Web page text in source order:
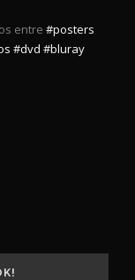
entre #posters
#dvd #bluray